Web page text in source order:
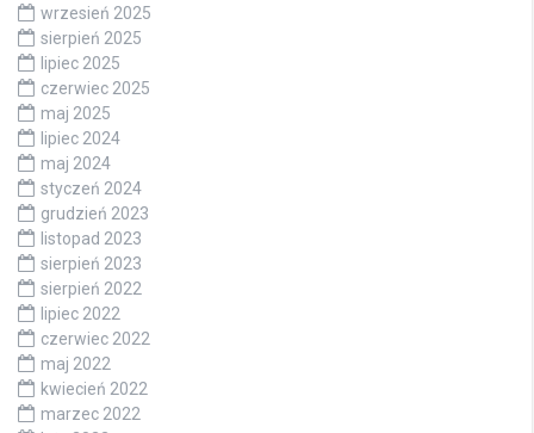
wrzesień 2025
sierpień 2025
lipiec 2025
czerwiec 2025
maj 2025
lipiec 2024
maj 2024
styczeń 2024
grudzień 2023
listopad 2023
sierpień 2023
sierpień 2022
lipiec 2022
czerwiec 2022
maj 2022
kwiecień 2022
marzec 2022